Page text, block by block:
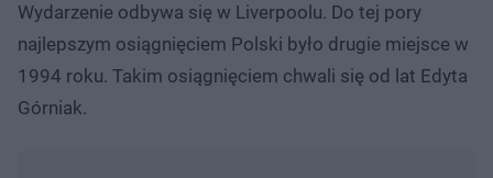
Wydarzenie odbywa się w Liverpoolu. Do tej pory
najlepszym osiągnięciem Polski było drugie miejsce w
1994 roku. Takim osiągnięciem chwali się od lat Edyta
Górniak.